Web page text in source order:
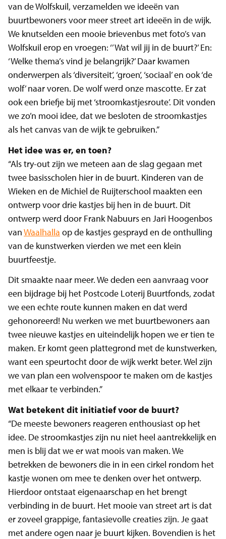
van de Wolfskuil, verzamelden we ideeën van
buurtbewoners voor meer street art ideeën in de wijk.
We knutselden een mooie brievenbus met foto’s van
Wolfskuil erop en vroegen: ‘’Wat wil jij in de buurt?’ En:
‘Welke thema’s vind je belangrijk?’ Daar kwamen
onderwerpen als ‘diversiteit’, ‘groen’, ‘sociaal’ en ook ‘de
wolf’ naar voren. De wolf werd onze mascotte. Er zat
ook een briefje bij met ‘stroomkastjesroute’. Dit vonden
we zo’n mooi idee, dat we besloten de stroomkastjes
als het canvas van de wijk te gebruiken.”
Het idee was er, en toen?
“Als try-out zijn we meteen aan de slag gegaan met
twee basisscholen hier in de buurt. Kinderen van de
Wieken en de Michiel de Ruijterschool maakten een
ontwerp voor drie kastjes bij hen in de buurt. Dit
ontwerp werd door Frank Nabuurs en Jari Hoogenbos
vanWaalhalla op de kastjes gesprayd en de onthulling
van de kunstwerken vierden we met een klein
buurtfeestje.
Dit smaakte naar meer. We deden een aanvraag voor
een bijdrage bij het Postcode Loterij Buurtfonds, zodat
we een echte route kunnen maken en dat werd
gehonoreerd! Nu werken we met buurtbewoners aan
twee nieuwe kastjes en uiteindelijk hopen we er tien te
maken. Er komt geen plattegrond met de kunstwerken,
want een speurtocht door de wijk werkt beter. Wel zijn
we van plan een wolvenspoor te maken om de kastjes
met elkaar te verbinden.”
Wat betekent dit initiatief voor de buurt?
“De meeste bewoners reageren enthousiast op het
idee. De stroomkastjes zijn nu niet heel aantrekkelijk en
men is blij dat we er wat moois van maken. We
betrekken de bewoners die in in een cirkel rondom het
kastje wonen om mee te denken over het ontwerp.
Hierdoor ontstaat eigenaarschap en het brengt
verbinding in de buurt. Het mooie van street art is dat
er zoveel grappige, fantasievolle creaties zijn. Je gaat
met andere ogen naar je buurt kijken. Bovendien is het